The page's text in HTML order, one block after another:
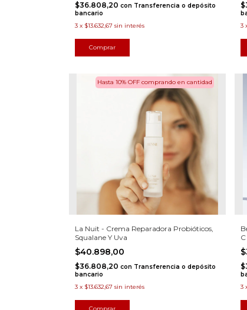
$36.808,20 con Transferencia o depósito
bancario
3 x $13.632,67 sin interés
3
La Nuit - Crema Reparadora Probióticos,
Squalane Y Uva
$40.898,00
Hasta 10% OFF comprando en cantidad
$36.808,20 con Transferencia o depósito
bancario
3 x $13.632,67 sin interés
C
3